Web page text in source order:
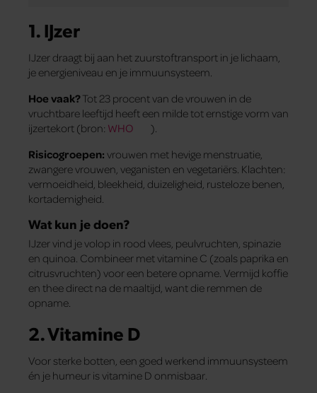
1. IJzer
IJzer draagt bij aan het zuurstoftransport in je lichaam,
je energieniveau en je immuunsysteem.
Hoe vaak?Tot 23 procent van de vrouwen in de
vruchtbare leeftijd heeft een milde tot ernstige vorm van
ijzertekort (bron: WHO
).
Risicogroepen: vrouwen met hevige menstruatie,
zwangere vrouwen, veganisten en vegetariërs. Klachten:
vermoeidheid, bleekheid, duizeligheid, rusteloze benen,
kortademigheid.
Wat kun je doen?
IJzer vind je volop in rood vlees, peulvruchten, spinazie
en quinoa. Combineer met vitamine C (zoals paprika en
citrusvruchten) voor een betere opname. Vermijd koffie
en thee direct na de maaltijd, want die remmen de
opname.
2. Vitamine D
Voor sterke botten, een goed werkend immuunsysteem
én je humeur is vitamine D onmisbaar.